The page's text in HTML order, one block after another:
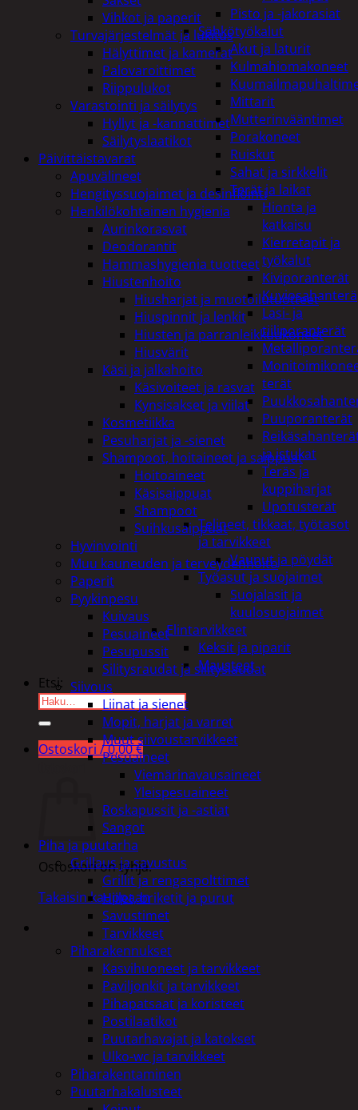
Pisto ja -jakorasiat
Sähkötyökalut
Akut ja laturit
Kulmahiomakoneet
Mittarit
Mutterinvääntimet
Porakoneet
Ruiskut
Sahat ja sirkkelit
Terät ja laikat
Hionta ja
katkaisu
Kierretapit ja
työkalut
Kiviporanterät
Kuviosahanterä
Lasi- ja
tiiliporanterät
terät
Puuporanterät
ja istukat
Teräs ja
kuppiharjat
Upotusterät
Telineet, tikkaat, työtasot
ja tarvikkeet
Vaunut ja pöydät
Työasut ja suojaimet
Suojalasit ja
kuulosuojaimet
Elintarvikkeet
Keksit ja piparit
Mausteet
Etsi:
Ostoskori /0,00€
Ostoskori on tyhjä.
Takaisin kauppaan
Vihkot ja paperit
Turvajärjestelmät ja lukitus
Hälyttimet ja kamerat
Palovaroittimet
Riippulukot
Varastointi ja säilytys
Hyllyt ja -kannattimet
Säilytyslaatikot
Päivittäistavarat
Apuvälineet
Hengityssuojaimet ja desinfiointi
Henkilökohtainen hygienia
Aurinkorasvat
Deodorantit
Hammashygienia tuotteet
Hiustenhoito
Hiusharjat ja muotoilutuotteet
Hiuspinnit ja lenkit
Hiusten ja parranleikkuukoneet
Hiusvärit
Käsi ja jalkahoito
Käsivoiteet ja rasvat
Kynsisakset ja viilat
Kosmetiikka
Pesuharjat ja -sienet
Shampoot, hoitaineet ja saippuat
Hoitoaineet
Käsisaippuat
Shampoot
Suihkusaippuat
Hyvinvointi
Muu kauneuden ja terveydenhoito
Paperit
Pyykinpesu
Kuivaus
Pesuaineet
Pesupussit
Silitysraudat ja silityslaudat
Siivous
Liinat ja sienet
Mopit, harjat ja varret
Muut siivoustarvikkeet
Pesuaineet
Viemärinavausaineet
Yleispesuaineet
Roskapussit ja -astiat
Sangot
Piha ja puutarha
Grillaus ja savustus
Grillit ja rengaspolttimet
Hiilet, briketit ja purut
Savustimet
Tarvikkeet
Piharakennukset
Kasvihuoneet ja tarvikkeet
Paviljonkit ja tarvikkeet
Pihapatsaat ja koristeet
Postilaatikot
Puutarhavajat ja katokset
Ulko-wc ja tarvikkeet
Piharakentaminen
Puutarhakalusteet